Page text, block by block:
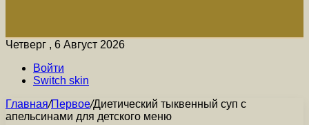
Четверг , 6 Август 2026
Войти
Switch skin
Главная/Первое/Диетический тыквенный суп с
апельсинами для детского меню